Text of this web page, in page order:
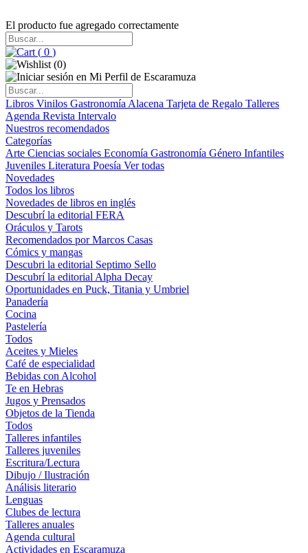
El producto fue agregado correctamente
( 0 )
(0)
Libros Vinilos Gastronomía Alacena Tarjeta de Regalo Talleres
Agenda Revista Intervalo
Nuestros recomendados
Categorías
Arte Ciencias sociales Economía Gastronomía Género Infantiles
Juveniles Literatura Poesía Ver todas
Novedades
Todos los libros
Novedades de libros en inglés
Descubrí la editorial FERA
Oráculos y Tarots
Recomendados por Marcos Casas
Cómics y mangas
Descubri la editorial Septimo Sello
Descubrí la editorial Alpha Decay
Oportunidades en Puck, Titania y Umbriel
Panadería
Cocina
Pastelería
Todos
Aceites y Mieles
Café de especialidad
Bebidas con Alcohol
Te en Hebras
Jugos y Prensados
Objetos de la Tienda
Todos
Talleres infantiles
Talleres juveniles
Escritura/Lectura
Dibujo / Ilustración
Análisis literario
Lenguas
Clubes de lectura
Talleres anuales
Agenda cultural
Actividades en Escaramuza